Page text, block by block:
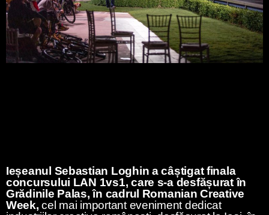
Ieșeanul Sebastian Loghin a câștigat finala
concursului LAN 1vs1, care s-a desfășurat în
Grădinile Palas, în cadrul Romanian Creative
Week, cel mai important eveniment dedicat